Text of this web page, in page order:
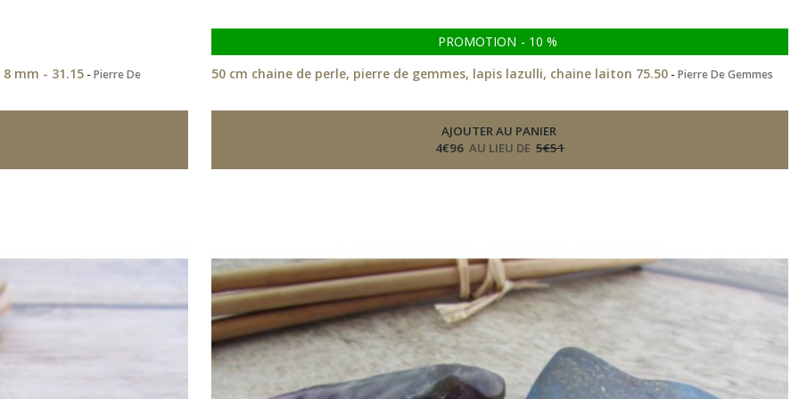
mm - 31.15 - Pierre De
PROMOTION - 10 %
50 cm chaine de perle, pierre de gemmes, lapis lazulli, chaine laiton 75.50 -Pierre De Gemmes
AJOUTER AU PANIER
4€96 AU LIEU DE 5€51